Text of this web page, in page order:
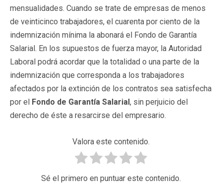
mensualidades. Cuando se trate de empresas de menos
de veinticinco trabajadores, el cuarenta por ciento de la
indemnización mínima la abonará el Fondo de Garantía
Salarial. En los supuestos de fuerza mayor, la Autoridad
Laboral podrá acordar que la totalidad o una parte de la
indemnización que corresponda a los trabajadores
afectados por la extinción de los contratos sea satisfecha
por el Fondo de Garantía Salarial, sin perjuicio del
derecho de éste a resarcirse del empresario.
Valora este contenido.
Sé el primero en puntuar este contenido.